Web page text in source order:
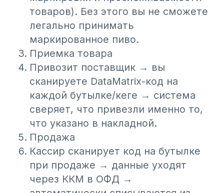
Понадобится2D-сканер, который
считывает коды Data Matrix.
Либо можно использоватьмобильное
приложение Webkassa-
сканирование происходит через
камеру телефона без использования
дополнительного оборудования. При
этом для клиентов Webkassa данный
модуль Webscan предоставляется
бесплатно.
3. Настройки системы
автоматизации
Убедитесь, что ваша система
автоматизации торговли (1С, Iiko,